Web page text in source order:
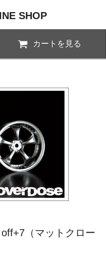
SHOP
カートを見る
（マットクロー